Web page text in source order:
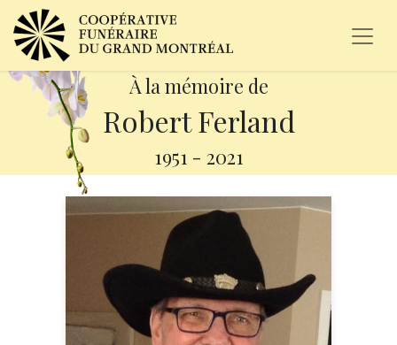
À la mémoire de
Robert Ferland
1951 - 2021